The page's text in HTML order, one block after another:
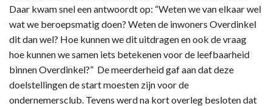
Daar kwam snel een antwoordt op: “Weten we van elkaar wel
wat we beroepsmatig doen? Weten de inwoners Overdinkel
dit dan wel? Hoe kunnen we dit uitdragen en ook de vraag
hoe kunnen we samen iets betekenen voor de leefbaarheid
binnen Overdinkel?” De meerderheid gaf aan dat deze
doelstellingen de start moesten zijn voor de
ondernemersclub. Tevens werd na kort overleg besloten dat